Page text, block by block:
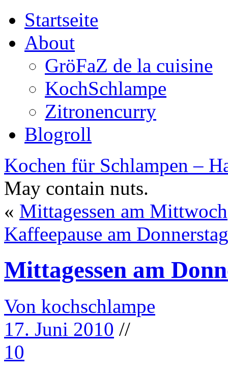
Startseite
About
GröFaZ de la cuisine
KochSchlampe
Zitronencurry
Blogroll
Kochen für Schlampen –
May contain nuts.
« Mittagessen am Mittwoch
Kaffeepause am Donnerstag
Mittagessen am
Von kochschlampe
17. Juni 2010 //
10